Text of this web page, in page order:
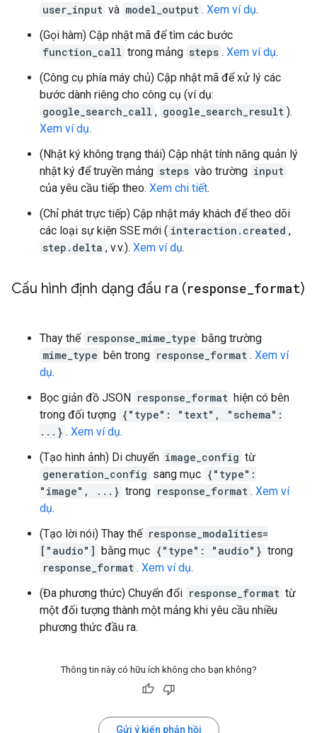
user_input và model_output . Xem ví dụ.
(Gọi hàm) Cập nhật mã để tìm các bước
function_call trong mảng steps . Xem ví dụ.
(Công cụ phía máy chủ) Cập nhật mã để xử lý các
bước dành riêng cho công cụ (ví dụ:
google_search_call , google_search_result ).
Xem ví dụ.
(Nhật ký không trạng thái) Cập nhật tính năng quản lý
nhật ký để truyền mảng steps vào trường input
của yêu cầu tiếp theo. Xem chi tiết.
(Chỉ phát trực tiếp) Cập nhật máy khách để theo dõi
các loại sự kiện SSE mới ( interaction.created ,
step.delta , v.v.). Xem ví dụ.
Cấu hình định dạng đầu ra (response format)
Thay thế response_mime_type bằng trường
mime_type bên trong response_format . Xem ví
dụ.
Bọc giản đồ JSON response_format hiện có bên
trong đối tượng {"type": "text", "schema":
...} . Xem ví dụ.
(Tạo hình ảnh) Di chuyển image_config từ
generation_config sang mục {"type":
"image", ...} trong response_format . Xem ví
dụ.
(Tạo lời nói) Thay thế response_modalities=
["audio"] bằng mục {"type": "audio"} trong
response_format . Xem ví dụ.
(Đa phương thức) Chuyển đổi response_format từ
một đối tượng thành một mảng khi yêu cầu nhiều
phương thức đầu ra.
Thông tin này có hữu ích không cho bạn không?
Gửi ý kiến phản hồi